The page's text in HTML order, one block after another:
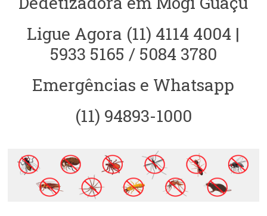
Ligue Agora (11) 4114 4004 |
5933 5165 / 5084 3780
Emergências e Whatsapp
(11) 94893-1000